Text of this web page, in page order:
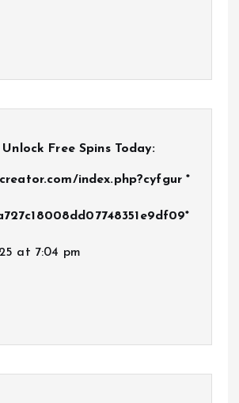
Unlock Free Spins Today:
index.php?cyfgur *
at 7:04 pm